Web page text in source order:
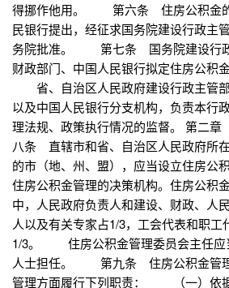
得挪作他用。 第六条 住房公积金的
民银行提出，经征求国务院建设行政主
务院批准。 第七条 国务院建设行政
财政部门、中国人民银行拟定住房公积
省、自治区人民政府建设行政主管
以及中国人民银行分支机构，负责本行
理法规、政策执行情况的监督。 第
八条 直辖市和省、自治区人民政府所
的市（地、州、盟），应当设立住房公
住房公积金管理的决策机构。住房公积
中，人民政府负责人和建设、财政、人
人以及有关专家占1/3，工会代表和职工
1/3。 住房公积金管理委员会主任应
人士担任。 第九条 住房公积金管理
管理方面履行下列职责： （一）依